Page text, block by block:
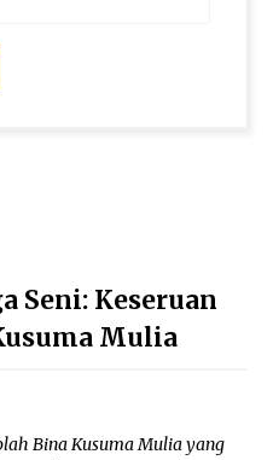
Seni: Keseruan
Mulia
Bina Kusuma Mulia yang